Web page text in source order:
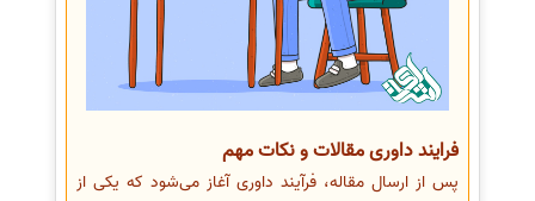
فرایند داوری مقالات و نکات مهم
پس از ارسال مقاله، فرآیند داوری آغاز می‌شود که یکی از